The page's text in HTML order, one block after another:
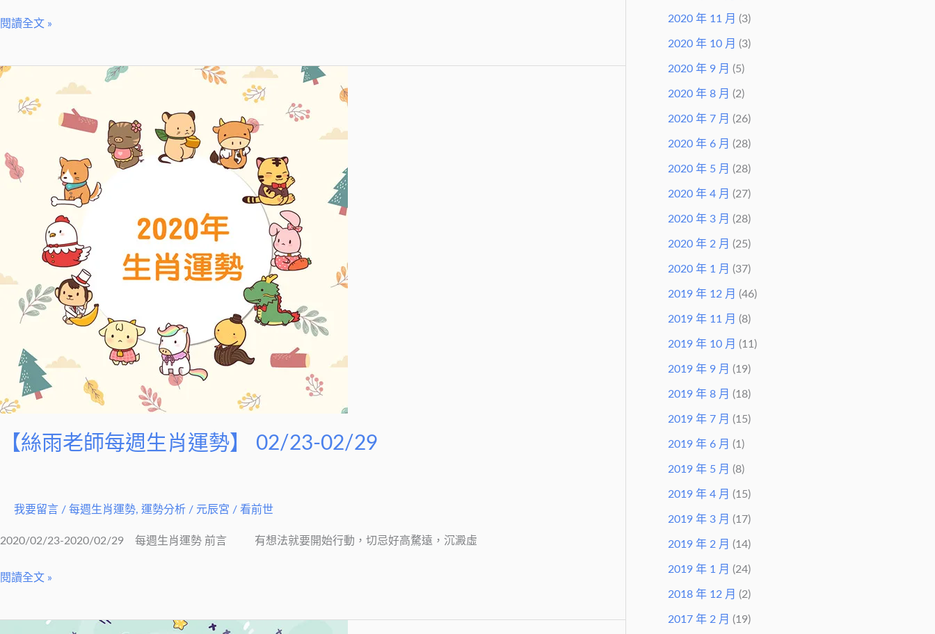
閱讀全文 »
【絲雨老師每週生肖運勢】 02/23-02/29
我要留言 / 每週生肖運勢, 運勢分析 / 元辰宮 / 看前世
2020/02/23-2020/02/29 每週生肖運勢 前言 有想法就要開始行動，切忌好高騖遠，沉澱虛
【絲
每
週
02/23-
02/29
閱讀全文 »
2020 年 11 月 (3)
2020 年 10 月 (3)
2020 年 9 月 (5)
2020 年 8 月 (2)
2020 年 7 月 (26)
2020 年 6 月 (28)
2020 年 5 月 (28)
2020 年 4 月 (27)
2020 年 3 月 (28)
2020 年 2 月 (25)
2020 年 1 月 (37)
2019 年 12 月 (46)
2019 年 11 月 (8)
2019 年 10 月 (11)
2019 年 9 月 (19)
2019 年 8 月 (18)
2019 年 7 月 (15)
2019 年 6 月 (1)
2019 年 5 月 (8)
2019 年 4 月 (15)
2019 年 3 月 (17)
2019 年 2 月 (14)
2019 年 1 月 (24)
2018 年 12 月 (2)
2017 年 2 月 (19)